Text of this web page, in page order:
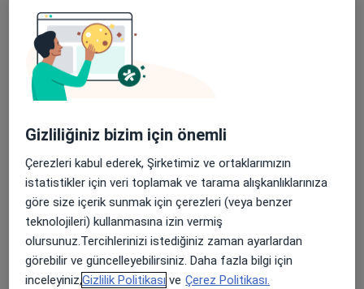
Depresyon Aile İçi İletişim Sorunları
Sosyal Fobi
Sınav Kaygısı
Görülen hasta/danışanlar
Yetişkin
Yüz yüzeKonumları görüntüle (1)
Online danışmanlıkOnline takvimi görüntüle
Fotoğraflar ve videolar
Gizliliğiniz bizim için önemli
Çerezleri kabul ederek, Şirketimiz ve ortaklarımızın
istatistikler için veri toplamak ve tarama alışkanlıklarınıza
göre size içerik sunmak için çerezleri (veya benzer
teknolojileri) kullanmasına izin vermiş
olursunuz.Tercihlerinizi istediğiniz zaman ayarlardan
görebilir ve güncelleyebilirsiniz. Daha fazla bilgi için
inceleyiniz,Gizlilik Politikası ve Çerez Politikası.